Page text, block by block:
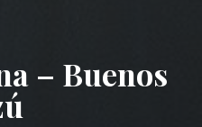
– Buenos